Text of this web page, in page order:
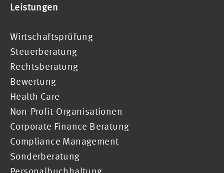
Leistungen
Wirtschaftsprüfung
Steuerberatung
Rechtsberatung
Bewertung
Health Care
Non-Profit-Organisationen
Corporate Finance Beratung
Compliance Management
Sonderberatung
Personalbuchhaltung